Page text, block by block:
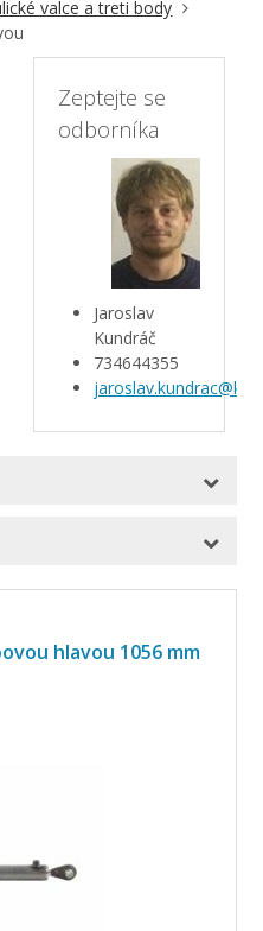
valce a treti body
Zeptejte se
odborníka
Jaroslav
Kundráč
734644355
hlavou 1056 mm